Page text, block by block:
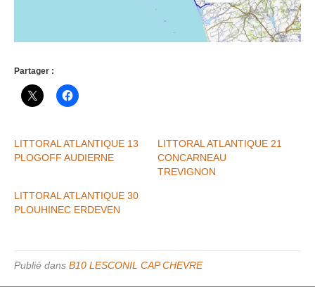
Partager :
LITTORAL ATLANTIQUE 13
PLOGOFF AUDIERNE
LITTORAL ATLANTIQUE 21
CONCARNEAU
TREVIGNON
LITTORAL ATLANTIQUE 30
PLOUHINEC ERDEVEN
Publié dans B10 LESCONIL CAP CHEVRE